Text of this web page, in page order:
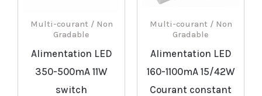
Multi-courant / Non
Gradable
Alimentation LED
350-500mA 11W
switch
Multi-courant / Non
Gradable
Alimentation LED
160-1100mA 15/42W
Courant constant